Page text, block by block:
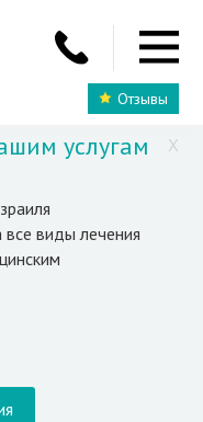
Отзывы
X
услугам
виды лечения